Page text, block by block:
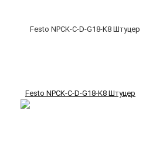
Festo NPCK-C-D-G18-K8 Штуцер